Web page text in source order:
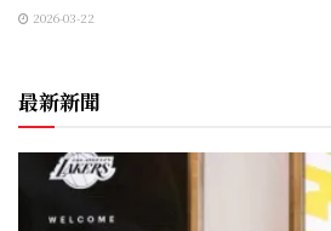
2026-03-22
最新新聞